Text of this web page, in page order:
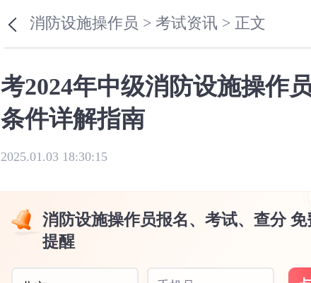
消防设施操作员 >考试资讯 > 正文
考2024年中级消防设施操作
条件详解指南
2025.01.03 18:30:15
消防设施操作员报名、考试、查分
提醒